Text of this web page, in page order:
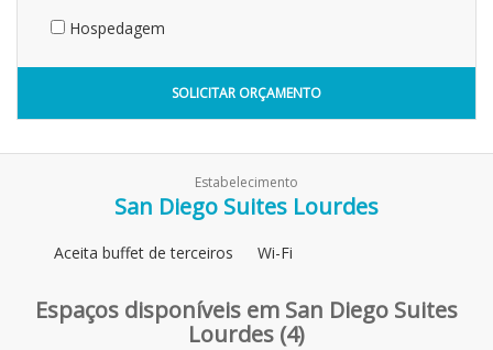
Hospedagem
SOLICITAR ORÇAMENTO
Estabelecimento
San Diego Suites Lourdes
Aceita buffet de terceiros Wi-Fi
Espaços disponíveis em San Diego Suites
Lourdes (4)